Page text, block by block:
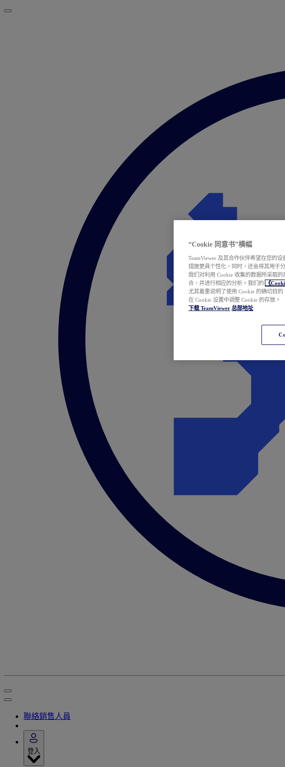
聯絡銷售人員
登入
“Cookie 同意书”横幅
TeamViewer 及其合作伙伴希望在您的
措施更具个性化，同时，还会将其用于
我们对利用 Cookie 收集的数据所采取
合，并进行相应的分析。我们的
《
尤其着重说明了使用 Cookie 的确切目
在 Cookie 设置中调整 Cookie 的存放。
下载 TeamViewer 总部地址